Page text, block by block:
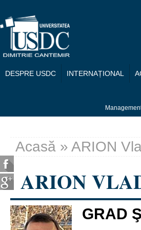
DESPRE USDC INTERNAȚIONAL
Eşti aici
Acasă » ARION
ARION
GRAD